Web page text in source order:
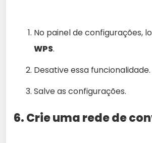
No painel de configurações,
WPS.
Desative essa funcionalidade.
Salve as configurações.
6. Crie uma rede de